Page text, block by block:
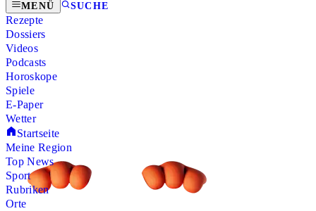
MENÜ SUCHE
Rezepte
Dossiers
Videos
Podcasts
Horoskope
Spiele
E-Paper
Wetter
Startseite
Meine Region
Top News
Sport
Rubriken
Orte